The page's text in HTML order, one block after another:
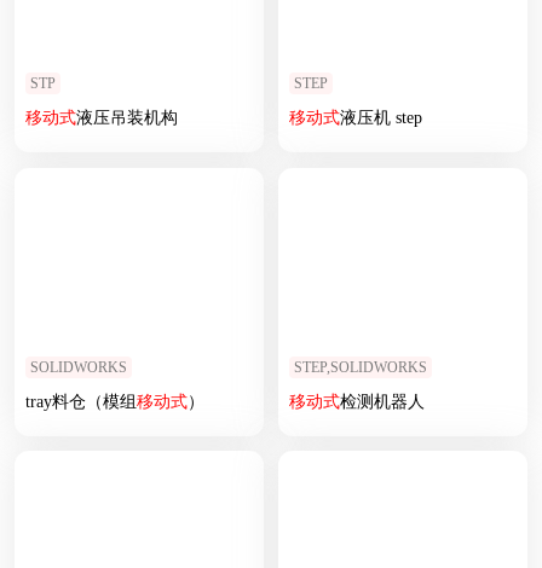
STP
移动式液压吊装机构
STEP
移动式液压机 step
SOLIDWORKS
tray料仓（模组移动式）
STEP,SOLIDWORKS
移动式检测机器人